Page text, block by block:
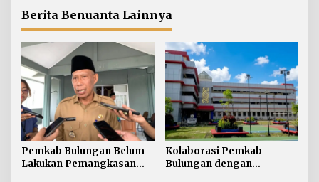
Diselesaikan
Berita Benuanta Lainnya
Pemkab Bulungan Belum
Lakukan Pemangkasan
Kolaborasi Pemkab
Bulungan dengan